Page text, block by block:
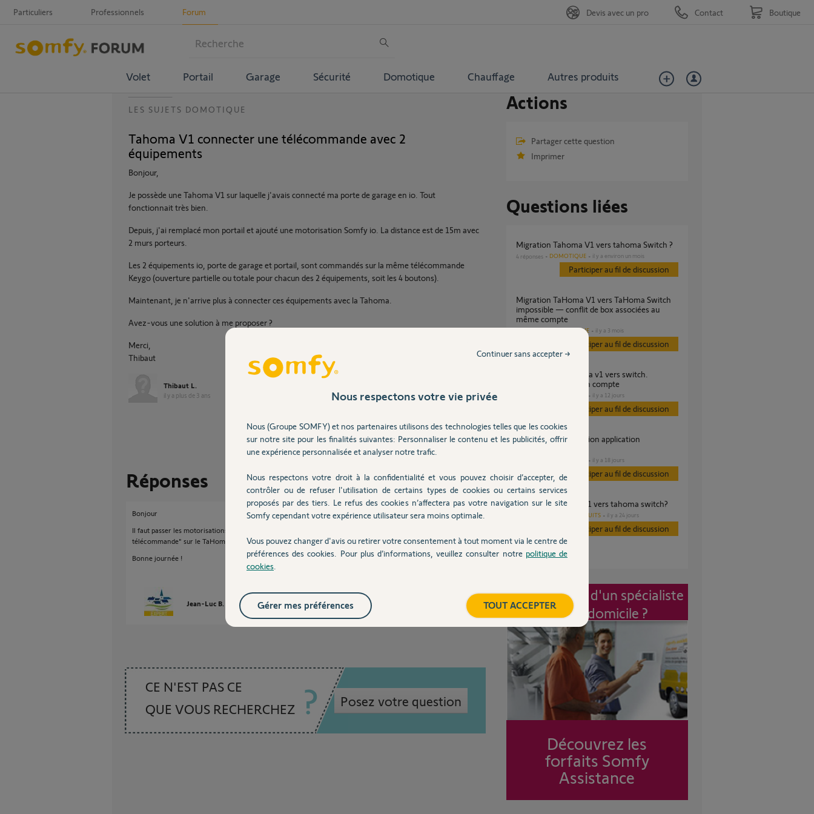
Particuliers Professionnels Forum
Volet Portail Garage Sécurité Domotique Chauffage Autres produits
Devis avec un pro Contact Boutique
LES SUJETS DOMOTIQUE
Tahoma V1 connecter une télécommande avec 2
équipements
Bonjour,
Je possède une Tahoma V1 sur laquelle j'avais connecté ma porte de garage en io. Tout
fonctionnait très bien.
Depuis, j'ai remplacé mon portail et ajouté une motorisation Somfy io. La distance est de 15m avec
2 murs porteurs.
Les 2 équipements io, porte de garage et portail, sont commandés sur la même télécommande
Keygo (ouverture partielle ou totale pour chacun des 2 équipements, soit les 4 boutons).
Maintenant, je n'arrive plus à connecter ces équipements avec la Tahoma.
Avez-vous une solution à me proposer ?
Merci,
Thibaut
Thibaut L.
il y a plus de 3 ans
Partager cette question
Participer au fil de discussion
Réponses
Bonjour
Il faut passer les motorisations en mode programmation et faire une recherche "sans
télécommande" sur le TaHoma.
Bonne journée !
Jean-Luc B. il y a plus de 3 ans
CE N'EST PAS CE
QUE VOUS RECHERCHEZ
Posez votre question
Actions
Partager cette question
Imprimer
Questions liées
Migration Tahoma V1 vers tahoma Switch ?
4 réponses DOMOTIQUE il y a environ un mois
Participer au fil de discussion
Migration TaHoma V1 vers TaHoma Switch
impossible — conflit de box associées au
même compte
DOMOTIQUE il y a 3 mois
Participer au fil de discussion
Problème connexion compte
il y a 12 jours
Participer au fil de discussion
Tahoma V1 connection application
il y a 18 jours
Participer au fil de discussion
Migration tahoma v1 vers tahoma switch?
AUTRES PRODUITS il y a 24 jours
Participer au fil de discussion
Intervention d'un spécialiste
à mon domicile ?
Découvrez les
forfaits Somfy
Assistance
Nous respectons votre vie privée
Nous (Groupe SOMFY) et nos partenaires utilisons des technologies telles que les cookies
sur notre site pour les finalités suivantes: Personnaliser le contenu et les publicités, offrir
une expérience personnalisée et analyser notre trafic.
Nous respectons votre droit à la confidentialité et vous pouvez choisir d’accepter, de
contrôler ou de refuser l'utilisation de certains types de cookies ou certains services
proposés par des tiers. Le refus des cookies n’affectera pas votre navigation sur le site
Somfy cependant votre expérience utilisateur sera moins optimale.
Vous pouvez changer d'avis ou retirer votre consentement à tout moment via le centre de
préférences des cookies. Pour plus d’informations, veuillez consulter notre politique de
cookies
Continuer sans accepter →
TOUT ACCEPTER
Gérer mes préférences